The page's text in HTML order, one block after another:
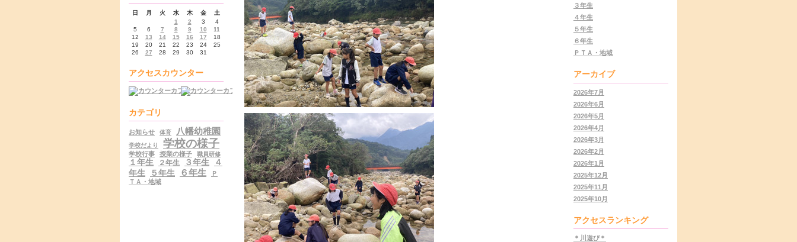
日 月 火 水 木 金
土
1
2 3
4
5
6 7 8 9 10
11
12
13 14 15 16 17
18
19
20 21 22 23 24
25
26
27 28 29 30 31
アクセスカウンター
カテゴリ
お知らせ 体育 八幡幼稚園
学校だより 学校の様子
学校行事 授業の様子 職員研修
１年生 ２年生 ３年生
４
年生
５年生 ６年生
Ｐ
ＴＡ・地域
３年生
４年生
５年生
６年生
ＰＴＡ・地域
アーカイブ
2026年7月
2026年6月
2026年5月
2026年4月
2026年3月
2026年2月
2026年1月
2025年12月
2025年11月
2025年10月
アクセスランキング
＊川遊び＊